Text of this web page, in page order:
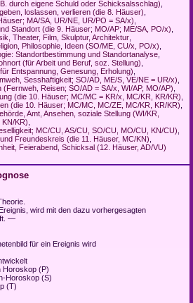
durch eigene Schuld oder Schicksalsschlag)
loslassen, verlieren (die 8. Häuser)
MA/SA, UR/NE, UR/PO = SA/x)
Standort (die 9. Häuser; MO/AP; ME/SA, PO/x)
Theater, Film, Skulptur, Architektur,
Philosophie, Ideen (SO/ME, CU/x, PO/x)
Standortbestimmung und Standortanalyse,
(für Arbeit und Beruf, soz. Stellung)
Entspannung, Genesung, Erholung)
Sesshaftigkeit; SO/AD, ME/S, VE/NE = UR/x)
(Fernweh, Reisen; SO/AD = SA/x, WI/AP, MO/AP)
(die 10. Häuser; MC/MC = KR/x, MC/KR, KR/KR)
(die 10. Häuser; MC/MC, MC/ZE, MC/KR, KR/KR)
Amt, Ansehen, soziale Stellung (WI/KR,
KN/KR)
MC/CU, AS/CU, SO/CU, MO/CU, KN/CU)
Freundeskreis (die 11. Häuser, MC/KN)
Feierabend, Schicksal (12. Häuser, AD/VU)
wird mit den dazu vorhergesagten
—
für ein Ereignis wird
Horoskop (P)
Horoskop (S)
(T)